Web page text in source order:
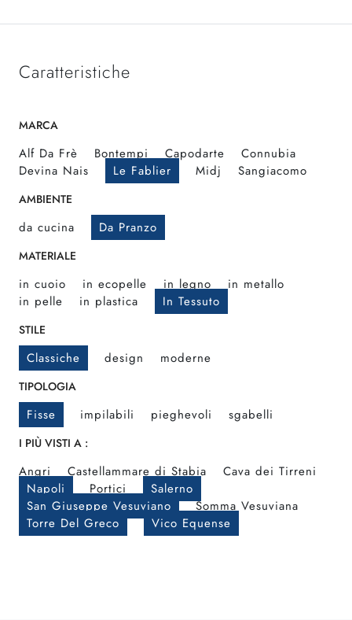
Caratteristiche
MARCA
Alf Da Frè Bontempi Capodarte
Connubia
Devina Nais
Le Fablier Midj Sangiacomo
AMBIENTE
da cucina Da Pranzo
MATERIALE
in cuoio in ecopelle in legno
in metallo
in pelle
in plastica In Tessuto
STILE
Classiche design moderne
TIPOLOGIA
Fisse impilabili pieghevoli sgabelli
I PIÙ VISTI A :
Angri Castellammare di Stabia
Cava dei Tirreni
Napoli
Portici
Salerno
San Giuseppe Vesuviano
Somma Vesuviana
Torre Del Greco
Vico Equense